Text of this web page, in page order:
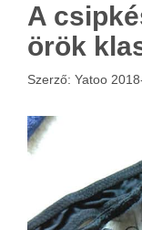
A
örök
Szerző: Yatoo